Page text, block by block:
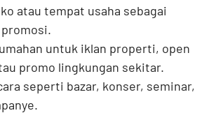
atau tempat usaha sebagai
untuk iklan properti, open
promo lingkungan sekitar.
seperti bazar, konser, seminar,